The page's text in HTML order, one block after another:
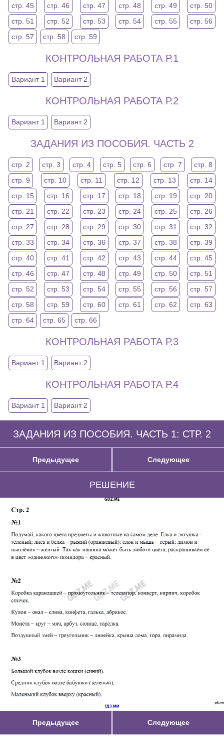
стр. 45
стр. 46 стр. 47 стр. 48 стр. 49
стр. 50
стр. 51
стр. 52 стр. 53 стр. 54 стр. 55
стр. 56
стр. 57
стр. 58 стр. 59
КОНТРОЛЬНАЯ РАБОТА Р.1
Вариант 1 Вариант 2
КОНТРОЛЬНАЯ РАБОТА Р.2
Вариант 1 Вариант 2
ЗАДАНИЯ ИЗ ПОСОБИЯ. ЧАСТЬ 2
стр. 2 стр. 3 стр. 4 стр. 5 стр. 6 стр. 7
стр. 8
стр. 9
стр. 10 стр. 11 стр. 12 стр. 13
стр. 14
стр. 15
стр. 16 стр. 17 стр. 18 стр. 19
стр. 20
стр. 21
стр. 22 стр. 23 стр. 24 стр. 25
стр. 26
стр. 27
стр. 28 стр. 29 стр. 30 стр. 31
стр. 32
стр. 33
стр. 34 стр. 36 стр. 37 стр. 38
стр. 39
стр. 40
стр. 41 стр. 42 стр. 43 стр. 44
стр. 45
стр. 46
стр. 47 стр. 48 стр. 49 стр. 50
стр. 51
стр. 52
стр. 53 стр. 54 стр. 55 стр. 56
стр. 57
стр. 58
стр. 59 стр. 60 стр. 61 стр. 62
стр. 63
стр. 64
стр. 65 стр. 66
КОНТРОЛЬНАЯ РАБОТА Р.3
Вариант 1 Вариант 2
КОНТРОЛЬНАЯ РАБОТА Р.4
Вариант 1 Вариант 2
ЗАДАНИЯ ИЗ ПОСОБИЯ. ЧАСТЬ 1: СТР. 2
Предыдущее Следующее
РЕШЕНИЕ
Предыдущее Следующее